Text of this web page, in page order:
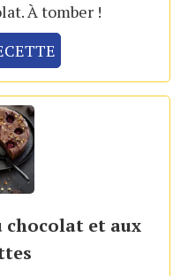
À tomber !
chocolat et aux